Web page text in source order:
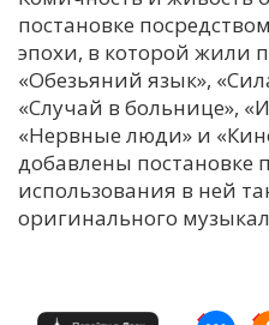
постановке
эпохи, в которой жили
«Обезьяний язык»,
«Случай в больнице»,
«Нервные люди» и
добавлены постановке
использования в ней
оригинального